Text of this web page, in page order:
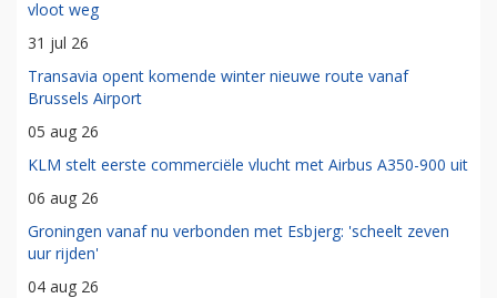
vloot weg
31 jul 26
Transavia opent komende winter nieuwe route vanaf
Brussels Airport
05 aug 26
KLM stelt eerste commerciële vlucht met Airbus A350-900 uit
06 aug 26
Groningen vanaf nu verbonden met Esbjerg: 'scheelt zeven
uur rijden'
04 aug 26